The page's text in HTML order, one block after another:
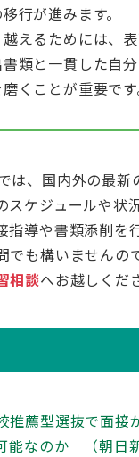
行が進みます。
越えるためには、
類と一貫した自
くことが重要です
は、国内外の最新
スケジュールや状
指導や書類添削を
でも構いませんの
相談へお越しくだ
推薦型選抜で面
能なのか （朝日